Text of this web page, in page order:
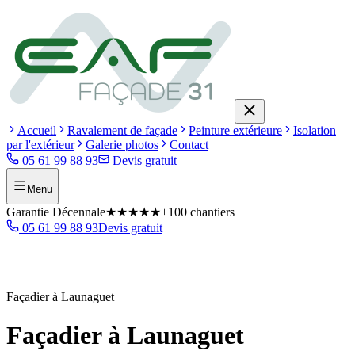
Accueil Ravalement de façade Peinture extérieure
Isolation
par l'extérieur
Galerie photos
Contact
05 61 99 88 93
Devis gratuit
Menu
Garantie Décennale★★★★★+100 chantiers
05 61 99 88 93Devis gratuit
Façadier à Launaguet
Façadier à Launaguet